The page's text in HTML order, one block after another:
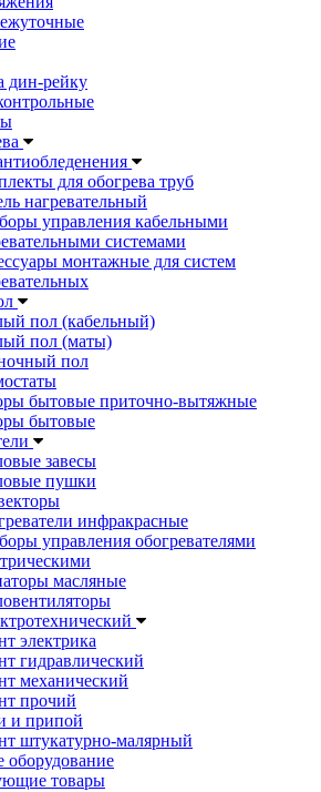
дин-рейку
для обогрева труб
нагревательный
управления кабельными
системами
монтажные для систем
пол (кабельный)
пол (маты)
пол
бытовые приточно-вытяжные
бытовые
завесы
пушки
инфракрасные
управления обогревателями
масляные
электрика
гидравлический
механический
прочий
и припой
штукатурно-малярный
оборудование
товары